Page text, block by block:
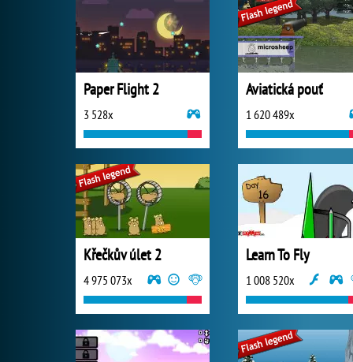
Paper Flight 2
3 528x
Aviatická pouť
1 620 489x
Křečkův úlet 2
4 975 073x
Learn To Fly
1 008 520x